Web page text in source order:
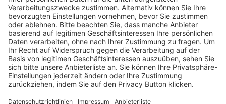
Schulungsangebot Vereinsmitarbeiter
BFV-Geschäftsstellen
Trainerbörse
Login SpielPlus
FOLGE DEM BFV